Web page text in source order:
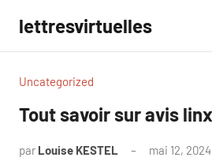
contenu
lettresvirtuelles
Uncategorized
Tout savoir sur avis
par Louise KESTEL mai 12, 2024